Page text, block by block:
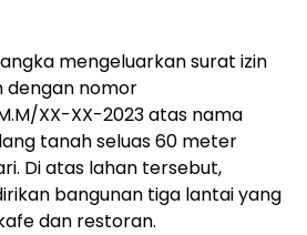
mengeluarkan surat izin
dengan nomor
XX-XX-2023 atas nama
tanah seluas 60 meter
Di atas lahan tersebut,
bangunan tiga lantai yang
dan restoran.